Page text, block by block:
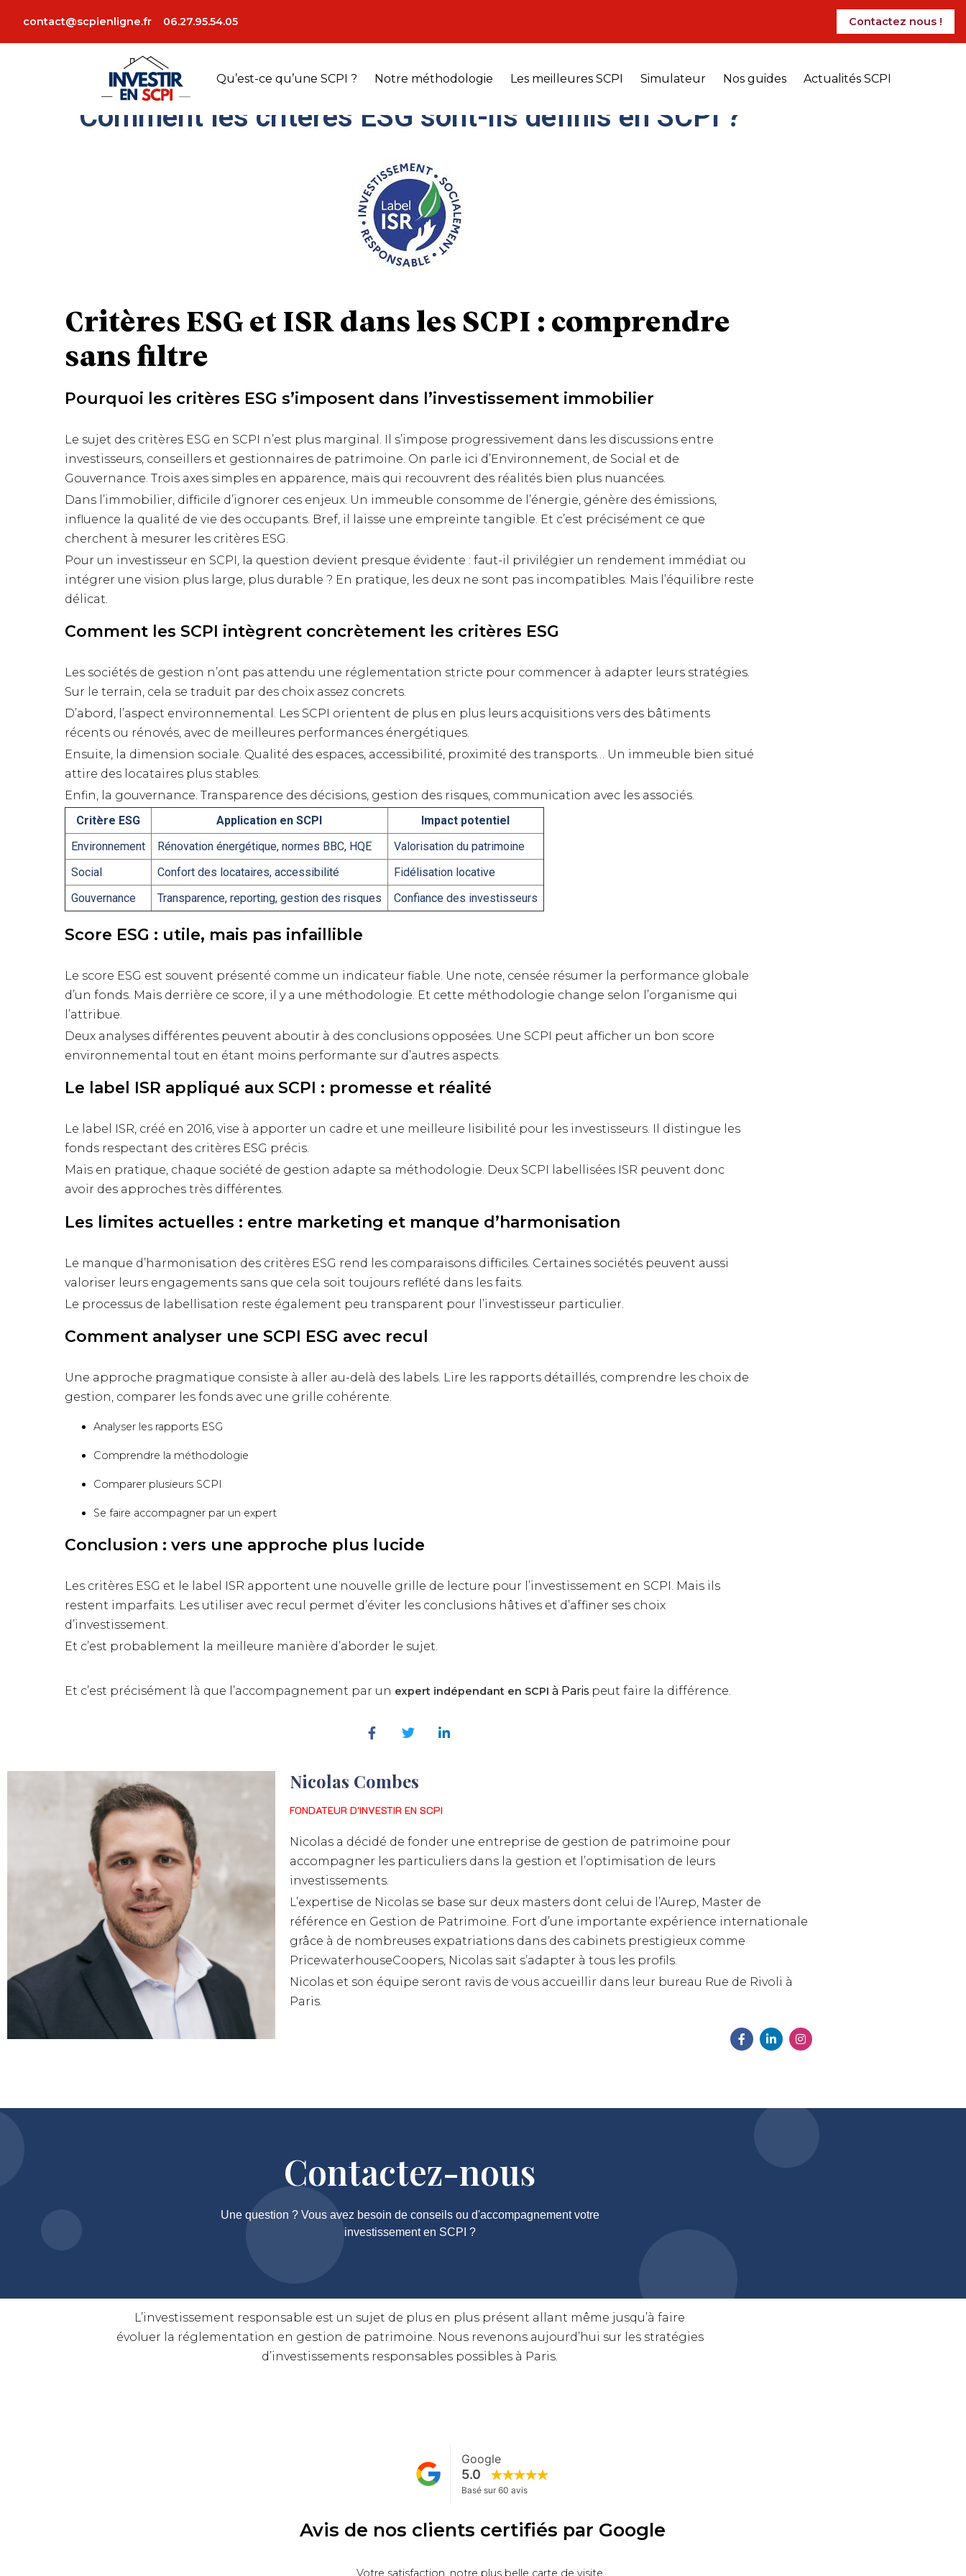
contact@scpienligne.fr 06.27.95.54.05 Contactez nous !
Qu’est-ce qu’une SCPI ? Notre méthodologie Les meilleures SCPI Simulateur Nos guides Actualités SCPI
La période des impôts est arrivé, certains vont devoir faire leur déclaration pour l’impôt sur la fortune immobilière (IFI). Dans cet
Ajoutez votre titre ici
Comment les critères ESG sont-ils définis en SCPI ?
Critères ESG et ISR dans les SCPI : comprendre
sans filtre
Pourquoi les critères ESG s’imposent dans l’investissement immobilier
Le sujet des critères ESG en SCPI n’est plus marginal. Il s’impose progressivement dans les discussions entre
investisseurs, conseillers et gestionnaires de patrimoine. On parle ici d’Environnement, de Social et de
Gouvernance. Trois axes simples en apparence, mais qui recouvrent des réalités bien plus nuancées.
Dans l’immobilier, difficile d’ignorer ces enjeux. Un immeuble consomme de l’énergie, génère des émissions,
influence la qualité de vie des occupants. Bref, il laisse une empreinte tangible. Et c’est précisément ce que
cherchent à mesurer les critères ESG.
Pour un investisseur en SCPI, la question devient presque évidente : faut-il privilégier un rendement immédiat ou
intégrer une vision plus large, plus durable ? En pratique, les deux ne sont pas incompatibles. Mais l’équilibre reste
délicat.
Comment les SCPI intègrent concrètement les critères ESG
Les sociétés de gestion n’ont pas attendu une réglementation stricte pour commencer à adapter leurs stratégies.
Sur le terrain, cela se traduit par des choix assez concrets.
D’abord, l’aspect environnemental. Les SCPI orientent de plus en plus leurs acquisitions vers des bâtiments
récents ou rénovés, avec de meilleures performances énergétiques.
Ensuite, la dimension sociale. Qualité des espaces, accessibilité, proximité des transports… Un immeuble bien situé
attire des locataires plus stables.
Enfin, la gouvernance. Transparence des décisions, gestion des risques, communication avec les associés.
Critère ESG
Application en SCPI
Impact potentiel
Environnement
Rénovation énergétique, normes BBC, HQE
Valorisation du patrimoine
Social
Confort des locataires, accessibilité
Fidélisation locative
Gouvernance
Transparence, reporting, gestion des risques Confiance des investisseurs
Score ESG : utile, mais pas infaillible
Le score ESG est souvent présenté comme un indicateur fiable. Une note, censée résumer la performance globale
d’un fonds. Mais derrière ce score, il y a une méthodologie. Et cette méthodologie change selon l’organisme qui
l’attribue.
Deux analyses différentes peuvent aboutir à des conclusions opposées. Une SCPI peut afficher un bon score
environnemental tout en étant moins performante sur d’autres aspects.
Le label ISR appliqué aux SCPI : promesse et réalité
Le label ISR, créé en 2016, vise à apporter un cadre et une meilleure lisibilité pour les investisseurs. Il distingue les
fonds respectant des critères ESG précis.
Mais en pratique, chaque société de gestion adapte sa méthodologie. Deux SCPI labellisées ISR peuvent donc
avoir des approches très différentes.
Les limites actuelles : entre marketing et manque d’harmonisation
Le manque d’harmonisation des critères ESG rend les comparaisons difficiles. Certaines sociétés peuvent aussi
valoriser leurs engagements sans que cela soit toujours reflété dans les faits.
Le processus de labellisation reste également peu transparent pour l’investisseur particulier.
Comment analyser une SCPI ESG avec recul
Une approche pragmatique consiste à aller au-delà des labels. Lire les rapports détaillés, comprendre les choix de
gestion, comparer les fonds avec une grille cohérente.
Analyser les rapports ESG
Comprendre la méthodologie
Comparer plusieurs SCPI
Se faire accompagner par un expert
Conclusion : vers une approche plus lucide
Les critères ESG et le label ISR apportent une nouvelle grille de lecture pour l’investissement en SCPI. Mais ils
restent imparfaits. Les utiliser avec recul permet d’éviter les conclusions hâtives et d’affiner ses choix
d’investissement.
Et c’est probablement la meilleure manière d’aborder le sujet.
Et c’est précisément là que l’accompagnement par un expert indépendant en SCPI à Paris peut faire la différence.
Nicolas Combes
FONDATEUR D'INVESTIR EN SCPI
Nicolas a décidé de fonder une entreprise de gestion de patrimoine pour
accompagner les particuliers dans la gestion et l’optimisation de leurs
investissements.
L’expertise de Nicolas se base sur deux masters dont celui de l’Aurep, Master de
référence en Gestion de Patrimoine. Fort d’une importante expérience internationale
grâce à de nombreuses expatriations dans des cabinets prestigieux comme
PricewaterhouseCoopers, Nicolas sait s’adapter à tous les profils.
Nicolas et son équipe seront ravis de vous accueillir dans leur bureau Rue de Rivoli à
Paris.
Contactez-nous
Une question ? Vous avez besoin de conseils ou d'accompagnement votre
investissement en SCPI ?
L’investissement responsable est un sujet de plus en plus présent allant même jusqu’à faire
évoluer la réglementation en gestion de patrimoine. Nous revenons aujourd’hui sur les stratégies
d’investissements responsables possibles à Paris.
Avis de nos clients certifiés par Google
Votre satisfaction, notre plus belle carte de visite...